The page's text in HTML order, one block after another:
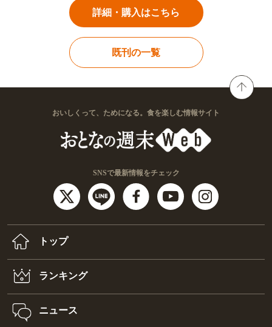
詳細・購入はこちら
既刊の一覧
おいしくって、ためになる。食を楽しむ情報サイト
SNSで最新情報をチェック
トップ
ランキング
ニュース